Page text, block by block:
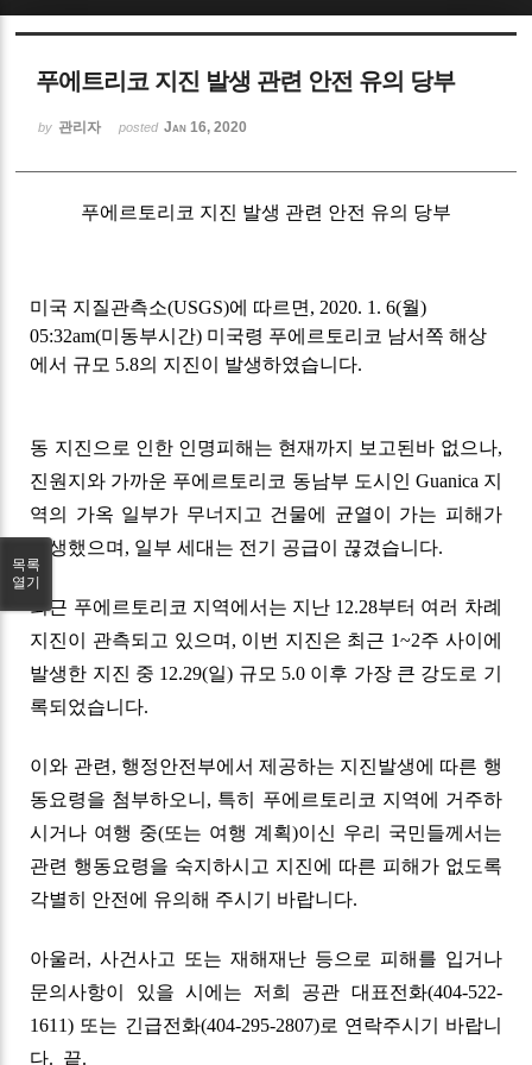
푸에트리코 지진 발생 관련 안전 유의 당부
by 관리자 posted Jan 16, 2020
푸에르토리코 지진 발생 관련 안전 유의 당부
미국 지질관측소(USGS)에 따르면, 2020. 1. 6(월)
05:32am(미동부시간) 미국령 푸에르토리코 남서쪽 해상
에서 규모 5.8의 지진이 발생하였습니다.
동 지진으로 인한 인명피해는 현재까지 보고된바 없으나,
진원지와 가까운 푸에르토리코 동남부 도시인 Guanica 지
역의 가옥 일부가 무너지고 건물에 균열이 가는 피해가
발생했으며, 일부 세대는 전기 공급이 끊겼습니다.
최근 푸에르토리코 지역에서는 지난 12.28부터 여러 차례
지진이 관측되고 있으며, 이번 지진은 최근 1~2주 사이에
발생한 지진 중 12.29(일) 규모 5.0 이후 가장 큰 강도로 기
록되었습니다.
이와 관련, 행정안전부에서 제공하는 지진발생에 따른 행
동요령을 첨부하오니, 특히 푸에르토리코 지역에 거주하
시거나 여행 중(또는 여행 계획)이신 우리 국민들께서는
관련 행동요령을 숙지하시고 지진에 따른 피해가 없도록
각별히 안전에 유의해 주시기 바랍니다.
아울러, 사건사고 또는 재해재난 등으로 피해를 입거나
문의사항이 있을 시에는 저희 공관 대표전화(404-522-
1611) 또는 긴급전화(404-295-2807)로 연락주시기 바랍니
다. 끝.
목록
열기
Sketchbook5, 스케치북5
Sketchbook5, 스케치북5